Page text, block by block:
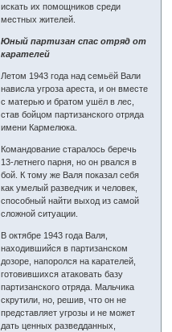
искать их помощников среди
местных жителей.
Юный партизан спас отряд от
карателей
Летом 1943 года над семьёй Вали
нависла угроза ареста, и он вместе
с матерью и братом ушёл в лес,
став бойцом партизанского отряда
имени Кармелюка.
Командование старалось беречь
13-летнего парня, но он рвался в
бой. К тому же Валя показал себя
как умелый разведчик и человек,
способный найти выход из самой
сложной ситуации.
В октябре 1943 года Валя,
находившийся в партизанском
дозоре, напоролся на карателей,
готовившихся атаковать базу
партизанского отряда. Мальчика
скрутили, но, решив, что он не
представляет угрозы и не может
дать ценных разведданных,